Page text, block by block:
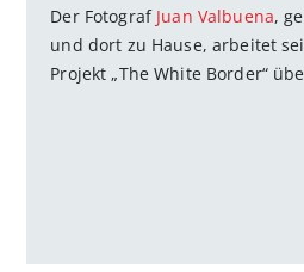
Der Fotograf Juan Valbuena,
und dort zu Hause, arbeitet
Projekt „The White Border“